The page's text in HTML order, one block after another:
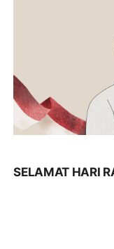
SELAMAT HARI